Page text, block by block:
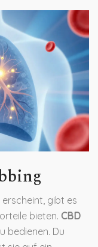
gibt es
bieten. CBD
bedienen. Du